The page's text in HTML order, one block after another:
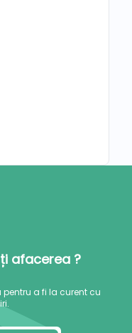
afacerea ?
a fi la curent cu